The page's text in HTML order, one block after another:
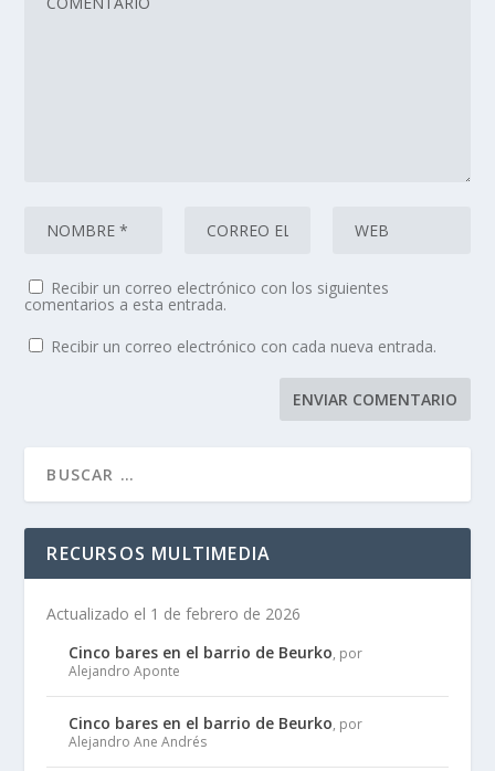
Recibir un correo electrónico con los siguientes
comentarios a esta entrada.
Recibir un correo electrónico con cada nueva entrada.
RECURSOS MULTIMEDIA
Actualizado el 1 de febrero de 2026
Cinco bares en el barrio de Beurko, por
Alejandro Aponte
Cinco bares en el barrio de Beurko, por
Alejandro Ane Andrés